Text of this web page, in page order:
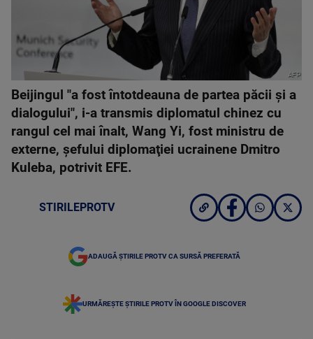
AFP
Beijingul "a fost întotdeauna de partea păcii şi a
dialogului", i-a transmis diplomatul chinez cu
rangul cel mai înalt, Wang Yi, fost ministru de
externe, şefului diplomaţiei ucrainene Dmitro
Kuleba, potrivit EFE.
STIRILEPROTV
ADAUGĂ ȘTIRILE PROTV CA SURSĂ PREFERATĂ
URMĂREȘTE ȘTIRILE PROTV ÎN GOOGLE DISCOVER